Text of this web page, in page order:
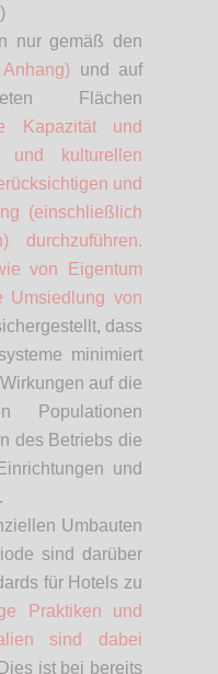
nur gemäß den
und auf
Flächen
Kapazität und
und kulturellen
und
(einschließlich
durchzuführen.
von Eigentum
Umsiedlung von
dass
minimiert
auf die
Populationen
des Betriebs die
und
Umbauten
sind darüber
für Hotels zu
Praktiken und
sind dabei
Dies ist bei bereits